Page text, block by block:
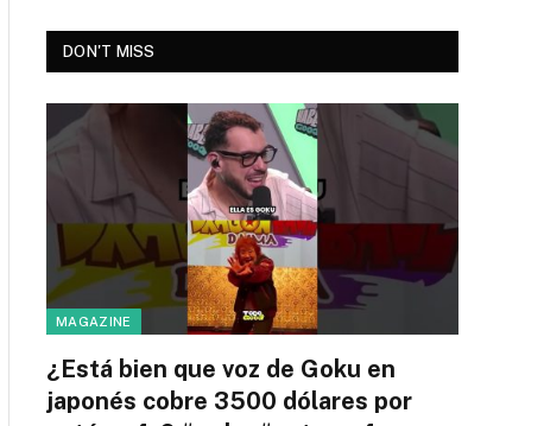
DON'T MISS
MAGAZINE
¿Está bien que voz de Goku en
japonés cobre 3500 dólares por